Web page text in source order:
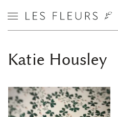
Katie Housley